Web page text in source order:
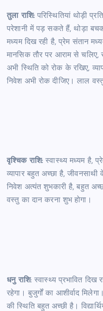
तुला राशि:परिस्थितियां थोड़ी
परेशानी में पड़ सकते हैं, थोड़ा
मध्यम दिख रही है, प्रेम संतान
मानसिक तौर पर आराम से
अभी स्थिति को रोक के रखिए,
निवेश अभी रोक दीजिए। लाल
वृश्चिक राशि: स्वास्थ्य मध्यम है,
व्यापार बहुत अच्छा है,
निवेश अत्यंत शुभकारी है, बहुत
वस्तु का दान करना शुभ होगा।
धनु राशि: स्वास्थ्य प्रभावित
रहेगा। बुजुर्गों का आशीर्वाद
की स्थिति बहुत अच्छी है।